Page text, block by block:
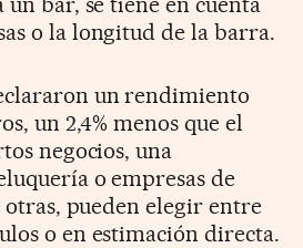
o la longitud de la barra.
un rendimiento
un 2,4% menos que el
negocios, una
o empresas de
pueden elegir entre
o en estimación directa.